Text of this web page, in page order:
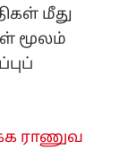
மீது
மூலம்
ராணுவ